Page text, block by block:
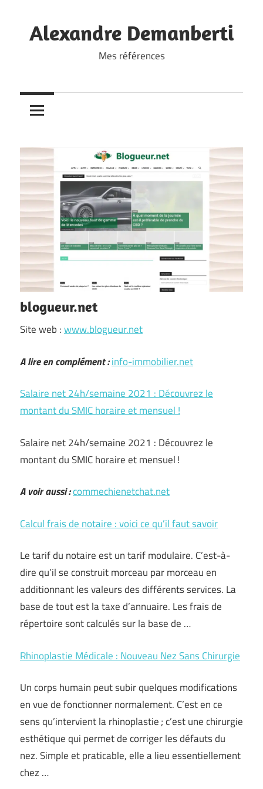
content
Alexandre Demanberti
Mes références
blogueur.net
Site web :www.blogueur.net
A lire en complément :info-immobilier.net
Salaire net 24h/semaine 2021 : Découvrez le
montant du SMIC horaire et mensuel !
Salaire net 24h/semaine 2021 : Découvrez le
montant du SMIC horaire et mensuel !
A voir aussi :commechienetchat.net
Calcul frais de notaire : voici ce qu’il faut savoir
Le tarif du notaire est un tarif modulaire. C’est-à-
dire qu’il se construit morceau par morceau en
additionnant les valeurs des différents services. La
base de tout est la taxe d’annuaire. Les frais de
répertoire sont calculés sur la base de …
Rhinoplastie Médicale : Nouveau Nez Sans Chirurgie
Un corps humain peut subir quelques modifications
en vue de fonctionner normalement. C’est en ce
sens qu’intervient la rhinoplastie ; c’est une chirurgie
esthétique qui permet de corriger les défauts du
nez. Simple et praticable, elle a lieu essentiellement
chez …